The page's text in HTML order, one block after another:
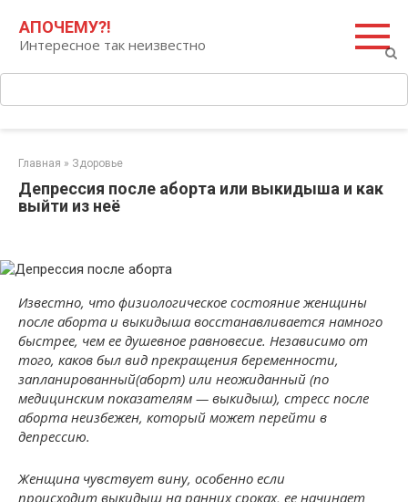
контенту
АПОЧЕМУ?!
Интересное так неизвестно
Главная » Здоровье
Депрессия после аборта или выкидыша и как
выйти из неё
Известно, что физиологическое состояние женщины
после аборта и выкидыша восстанавливается намного
быстрее, чем ее душевное равновесие. Независимо от
того, каков был вид прекращения беременности,
запланированный(аборт) или неожиданный (по
медицинским показателям — выкидыш), стресс после
аборта неизбежен, который может перейти в
депрессию.
Женщина чувствует вину, особенно если
происходит выкидыш на ранних сроках, ее начинает